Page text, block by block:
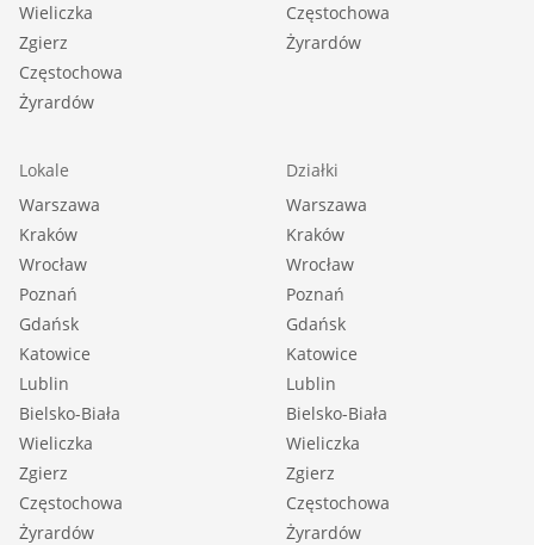
Wieliczka
Zgierz
Częstochowa
Żyrardów
Częstochowa
Żyrardów
Lokale
Warszawa
Kraków
Wrocław
Poznań
Gdańsk
Katowice
Lublin
Bielsko-Biała
Wieliczka
Zgierz
Częstochowa
Żyrardów
Działki
Warszawa
Kraków
Wrocław
Poznań
Gdańsk
Katowice
Lublin
Bielsko-Biała
Wieliczka
Zgierz
Częstochowa
Żyrardów